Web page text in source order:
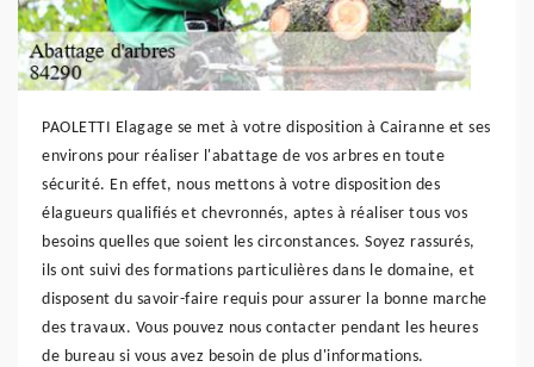
PAOLETTI Elagage se met à votre disposition à Cairanne et ses
environs pour réaliser l'abattage de vos arbres en toute
sécurité. En effet, nous mettons à votre disposition des
élagueurs qualifiés et chevronnés, aptes à réaliser tous vos
besoins quelles que soient les circonstances. Soyez rassurés,
ils ont suivi des formations particulières dans le domaine, et
disposent du savoir-faire requis pour assurer la bonne marche
des travaux. Vous pouvez nous contacter pendant les heures
de bureau si vous avez besoin de plus d'informations.